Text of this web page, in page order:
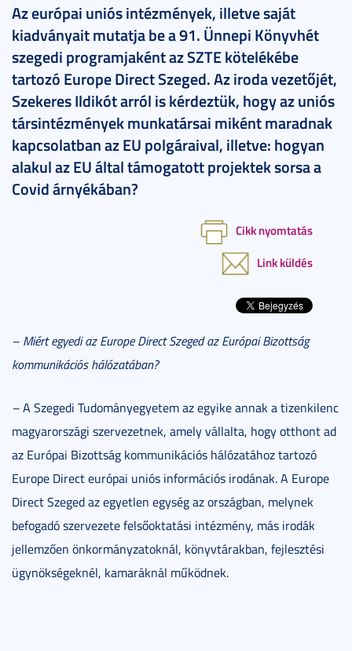
Az európai uniós intézmények, illetve saját
kiadványait mutatja be a 91. Ünnepi Könyvhét
szegedi programjaként az SZTE kötelékébe
tartozó Europe Direct Szeged. Az iroda vezetőjét,
Szekeres Ildikót arról is kérdeztük, hogy az uniós
társintézmények munkatársai miként maradnak
kapcsolatban az EU polgáraival, illetve: hogyan
alakul az EU által támogatott projektek sorsa a
Covid árnyékában?
Cikk nyomtatás
Link küldés
– Miért egyedi az Europe Direct Szeged az Európai Bizottság
kommunikációs hálózatában?
–A Szegedi Tudományegyetem az egyike annak a tizenkilenc
magyarországi szervezetnek, amely vállalta, hogy otthont ad
az Európai Bizottság kommunikációs hálózatához tartozó
Europe Direct európai uniós információs irodának. A Europe
Direct Szeged az egyetlen egység az országban, melynek
befogadó szervezete felsőoktatási intézmény, más irodák
jellemzően önkormányzatoknál, könyvtárakban, fejlesztési
ügynökségeknél, kamaráknál működnek.